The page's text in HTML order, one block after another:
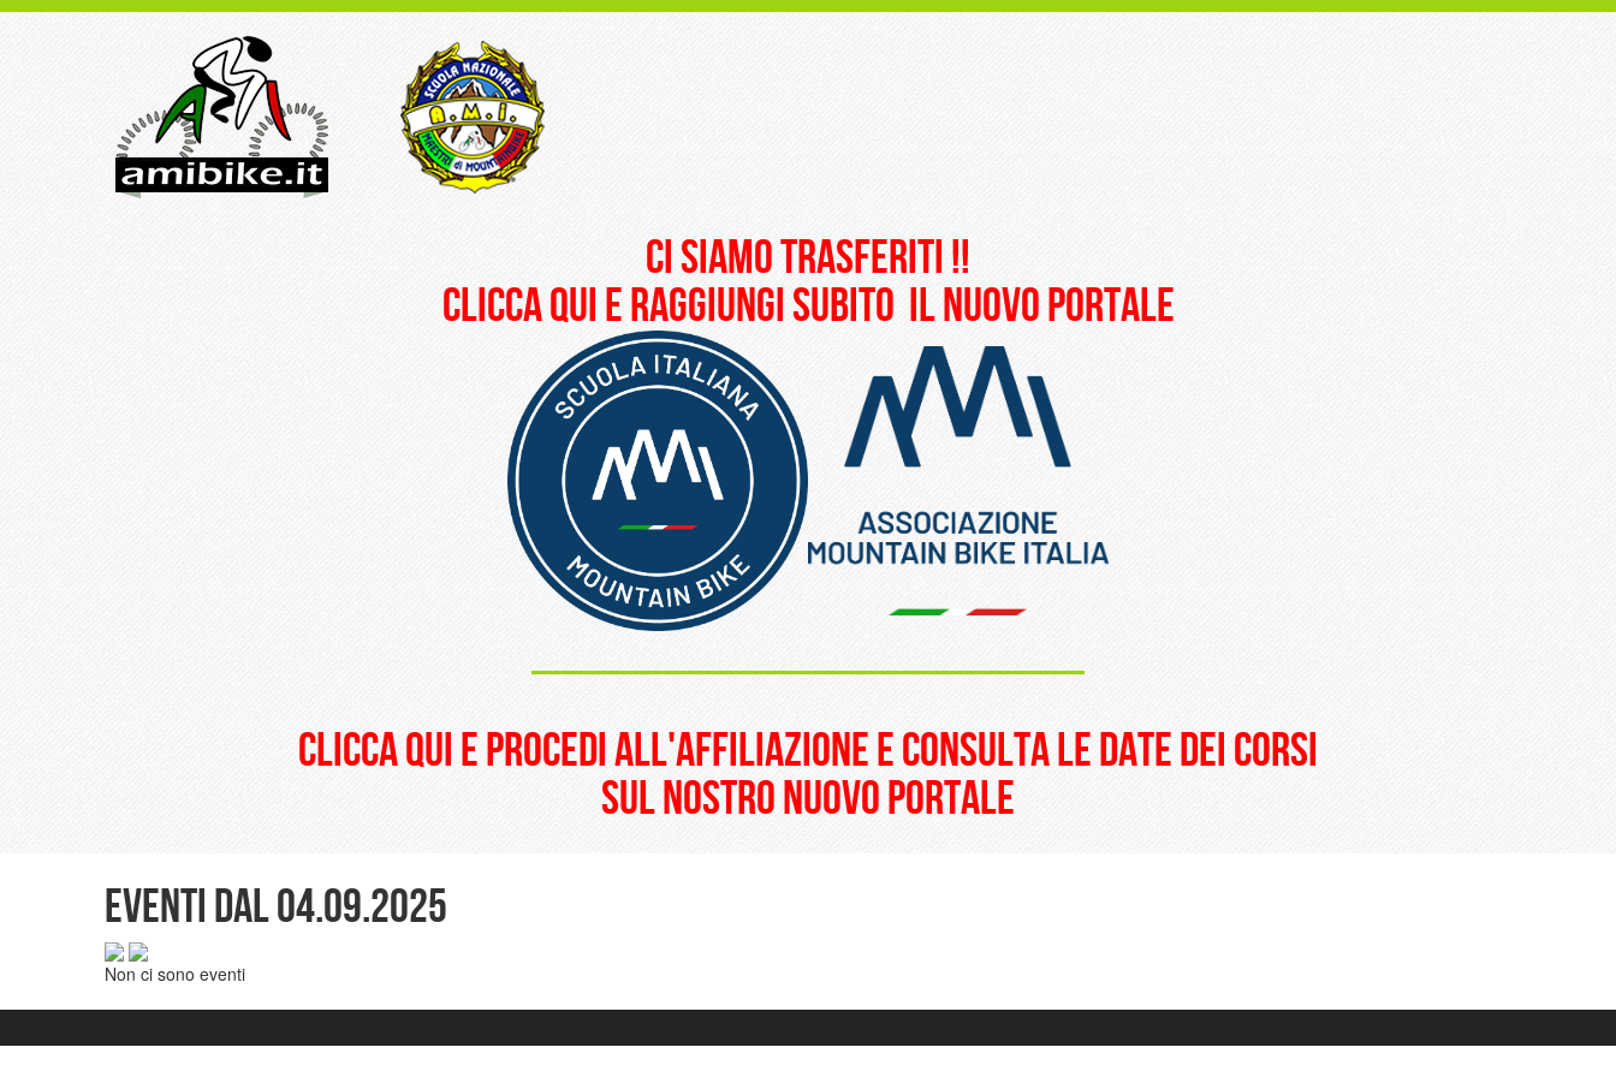
ci siamo trasferiti !!
clicca qui e raggiungi subito il nuovo portale
_______________________
clicca qui e procedi all'affiliazione e consulta le date dei corsi
sul nostro nuovo portale
Eventi dal 04.09.2025
Non ci sono eventi